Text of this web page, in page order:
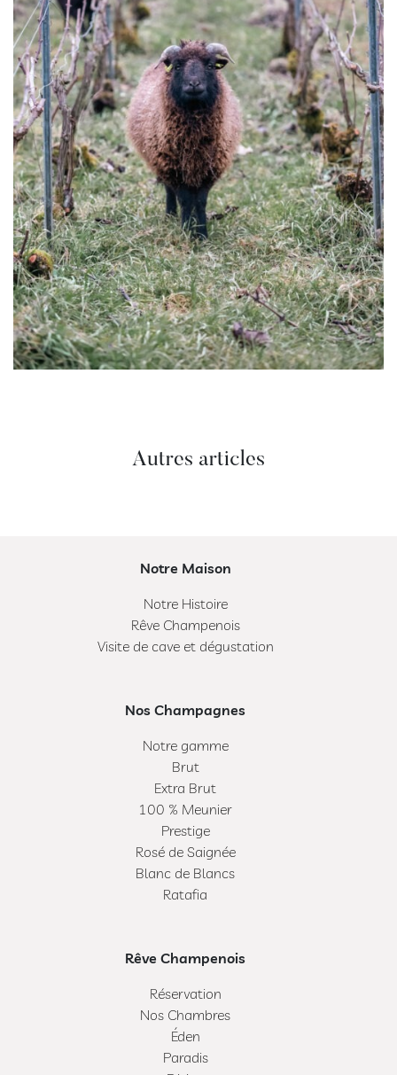
Autres articles
Notre Maison
Notre Histoire
Rêve Champenois
Visite de cave et dégustation
Nos Champagnes
Notre gamme
Brut
Extra Brut
100 % Meunier
Prestige
Rosé de Saignée
Blanc de Blancs
Ratafia
Rêve Champenois
Réservation
Nos Chambres
Éden
Paradis